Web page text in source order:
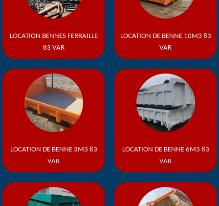
LOCATION BENNES FERRAILLE
83 VAR
LOCATION DE BENNE 10M3 83
VAR
LOCATION DE BENNE 3M3 83
VAR
LOCATION DE BENNE 6M3 83
VAR